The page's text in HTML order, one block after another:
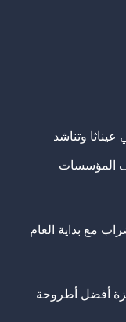
وتناشد
المؤسسات
مع بداية العام
أفضل أطروحة